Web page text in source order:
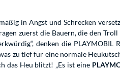
in Angst und Schrecken
zuerst die Bauern, die den
denken die
zu tief für eine normale
das Heu blitzt! „Es ist eine